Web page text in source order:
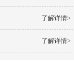
了解详情>
了解详情>